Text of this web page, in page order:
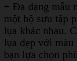
+ Đa dạng mẫu
một bộ sưu tập
lụa khác nhau.
lụa đẹp với màu
bạn lựa chọn